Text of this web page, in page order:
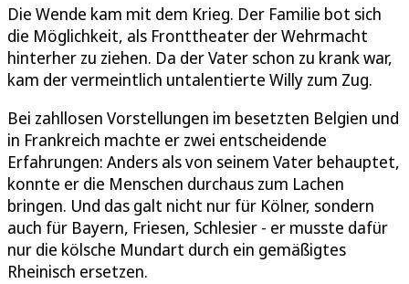
Die Wende kam mit dem Krieg. Der Familie bot sich
die Möglichkeit, als Fronttheater der Wehrmacht
hinterher zu ziehen. Da der Vater schon zu krank war,
kam der vermeintlich untalentierte Willy zum Zug.
Bei zahllosen Vorstellungen im besetzten Belgien und
in Frankreich machte er zwei entscheidende
Erfahrungen: Anders als von seinem Vater behauptet,
konnte er die Menschen durchaus zum Lachen
bringen. Und das galt nicht nur für Kölner, sondern
auch für Bayern, Friesen, Schlesier - er musste dafür
nur die kölsche Mundart durch ein gemäßigtes
Rheinisch ersetzen.